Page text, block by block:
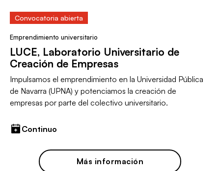
Convocatoria abierta
Emprendimiento universitario
LUCE, Laboratorio Universitario de
Creación de Empresas
Impulsamos el emprendimiento en la Universidad Pública
de Navarra (UPNA) y potenciamos la creación de
empresas por parte del colectivo universitario.
Continuo
Más información